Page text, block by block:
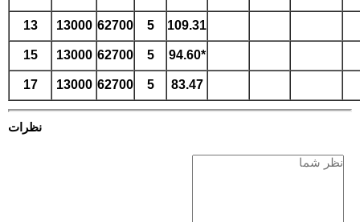
13 13000 62700 5 109.31
15 13000 62700 5 94.60*
17 13000 62700 5 83.47
نظرات